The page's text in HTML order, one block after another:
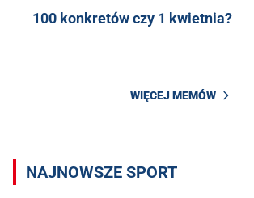
100 konkretów czy 1 kwietnia?
WIĘCEJ MEMÓW
NAJNOWSZE SPORT